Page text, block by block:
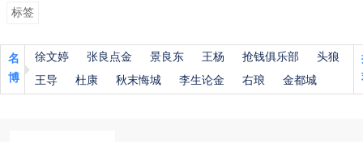
标签
名
博
徐文婷 张良点金 景良东 王杨 抢钱俱乐部
头狼
王导
杜康 秋末悔城 李生论金 右琅 金都城